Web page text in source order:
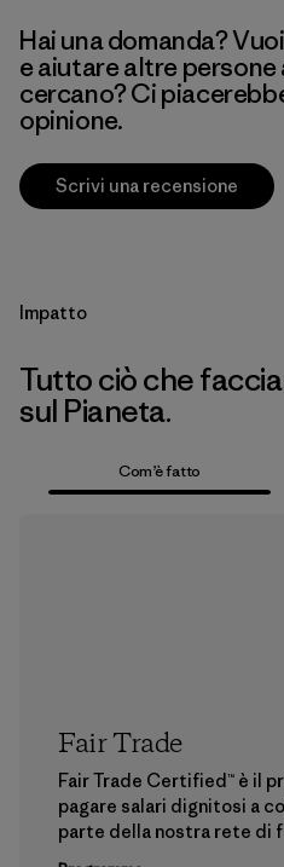
Hai una domanda?
e aiutare altre persone
cercano? Ci
opinione.
Scrivi una recensione
Impatto
Tutto ciò che
sul Pianeta.
Com’è fatto
Fair Trade
Fair Trade Certified™ è il
pagare salari dignitosi a
parte della nostra rete di